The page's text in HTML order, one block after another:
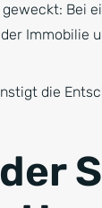
Bei
Immobilie
die